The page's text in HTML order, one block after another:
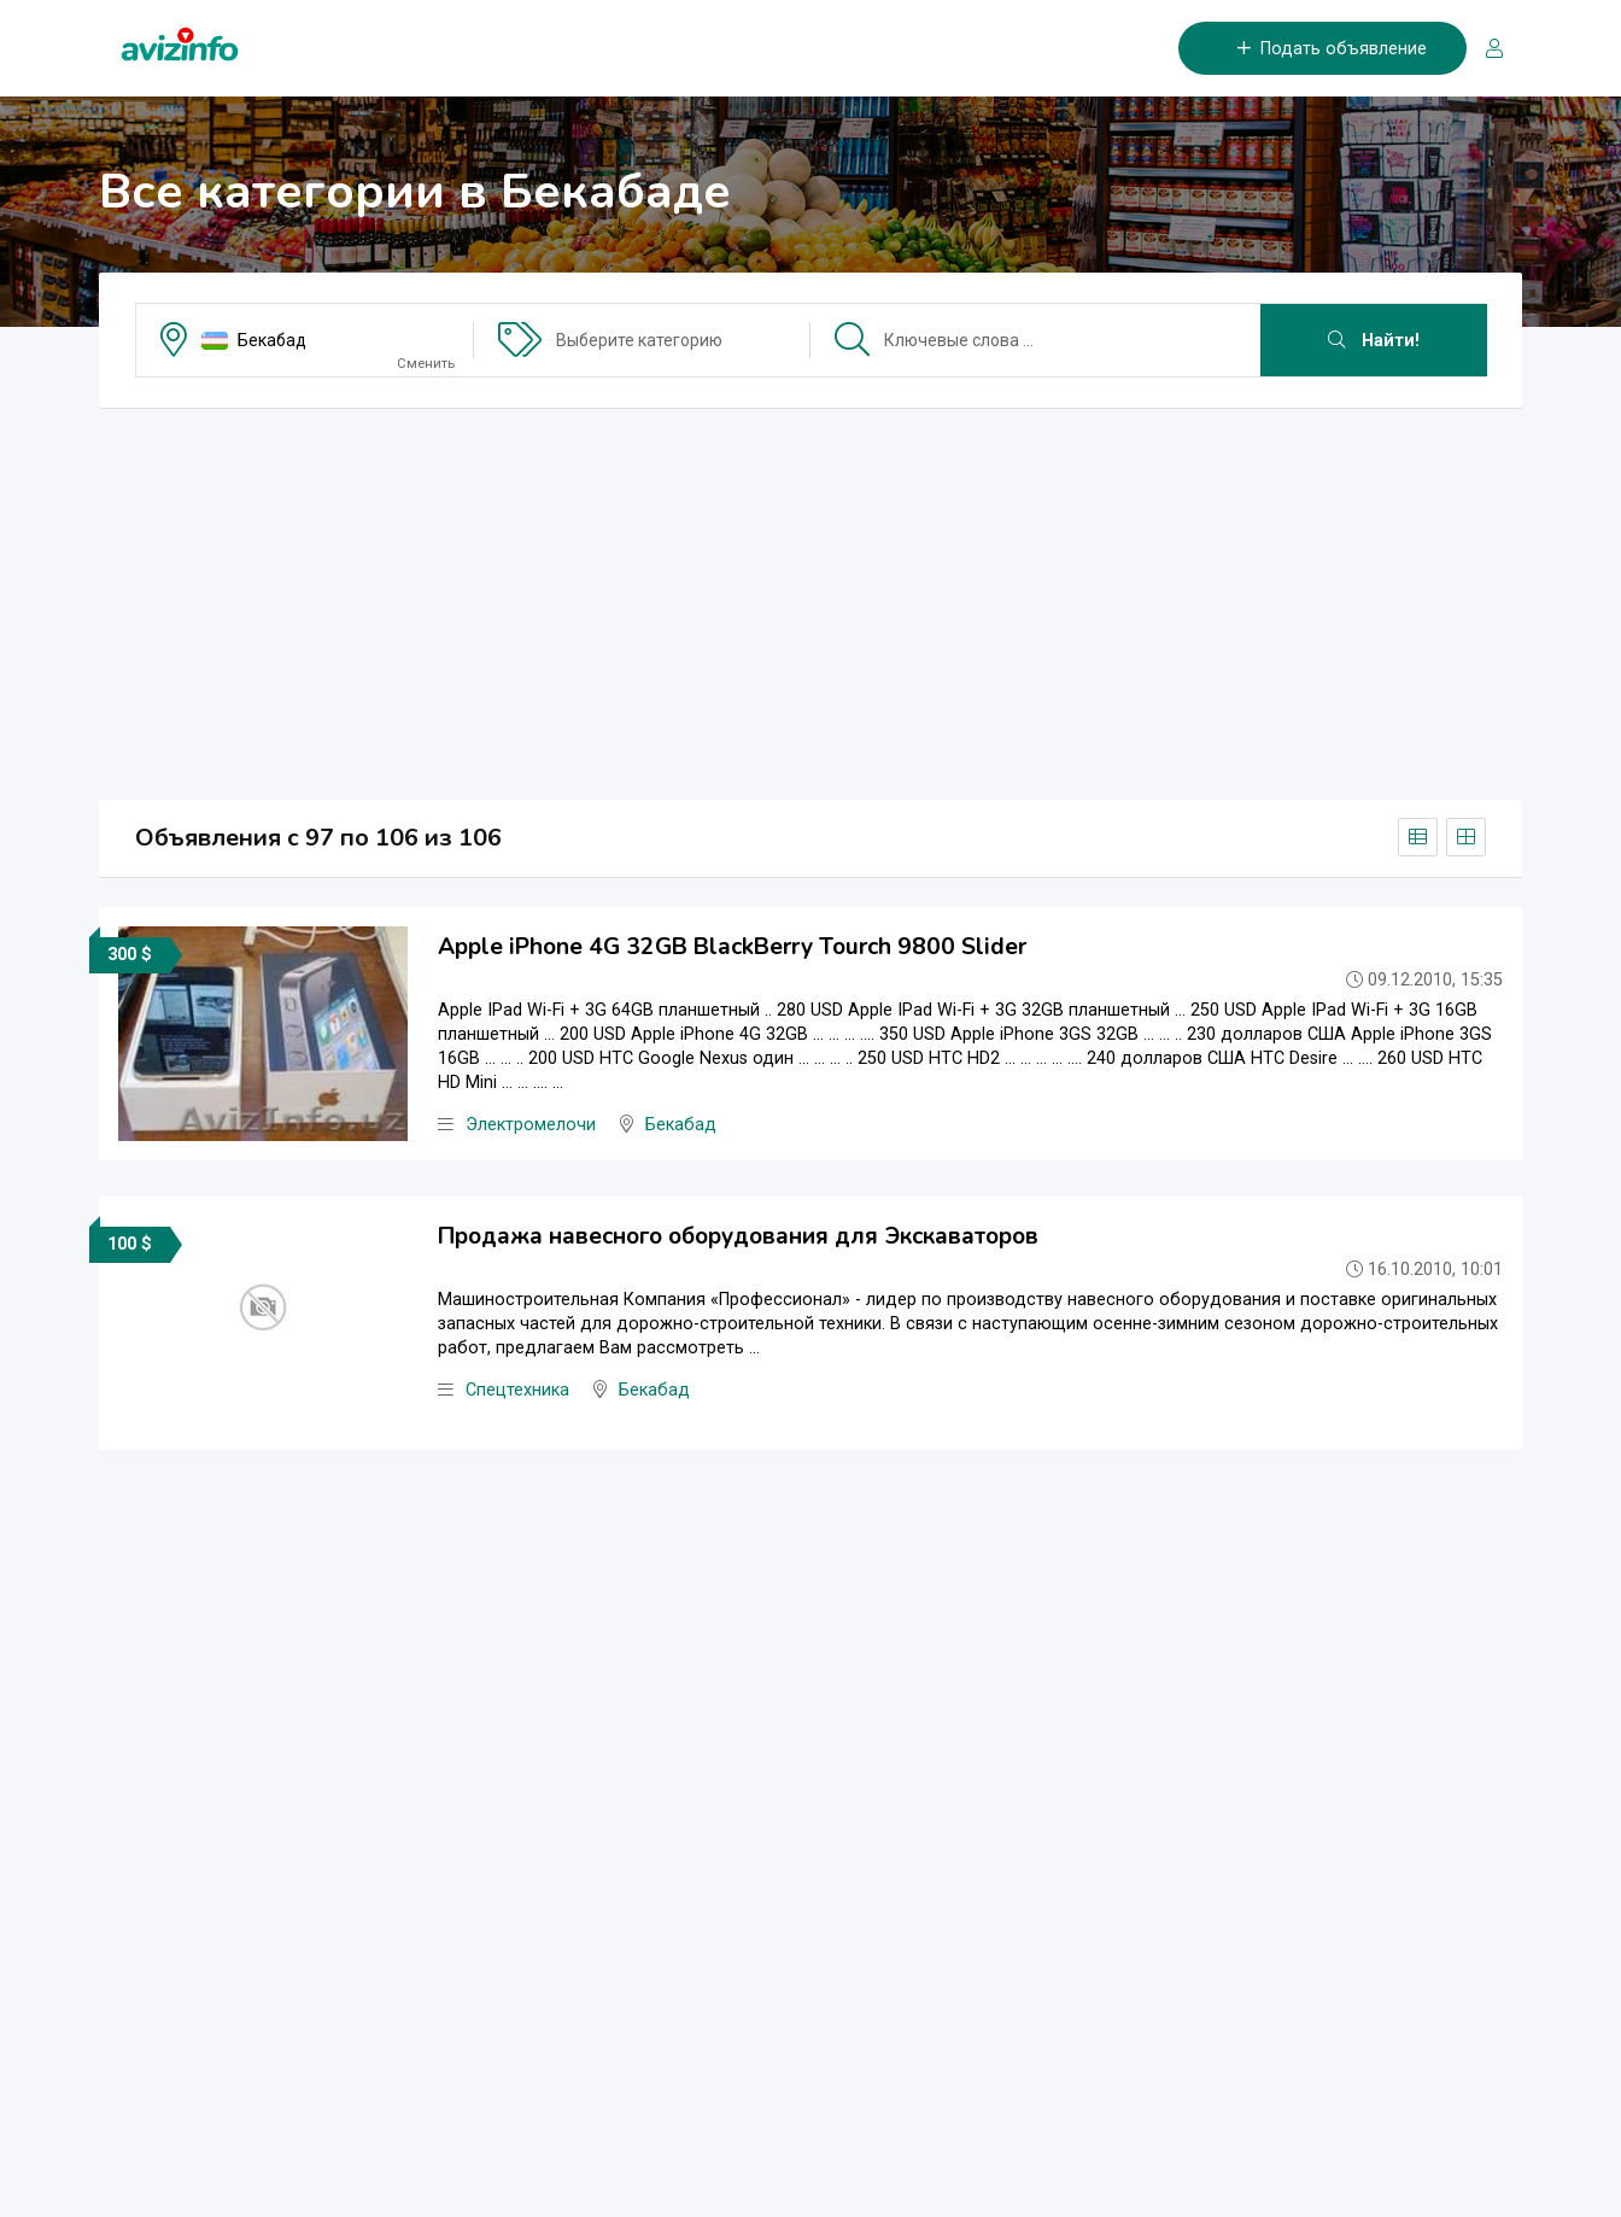
Подать объявление
Все категории в Бекабаде
Бекабад
Сменить
Выберите категорию Найти!
Объявления c 97 по 106 из 106
300 $ Apple iPhone 4G 32GB BlackBerry Tourch 9800 Slider
09.12.2010, 15:35
Apple IPad Wi-Fi + 3G 64GB планшетный .. 280 USD Apple IPad Wi-Fi + 3G 32GB планшетный ... 250 USD Apple IPad Wi-Fi + 3G 16GB
планшетный ... 200 USD Apple iPhone 4G 32GB ... ... ... .... 350 USD Apple iPhone 3GS 32GB ... ... .. 230 долларов США Apple iPhone 3GS
16GB ... ... .. 200 USD HTC Google Nexus один ... ... ... .. 250 USD HTC HD2 ... ... ... ... .... 240 долларов США HTC Desire ... .... 260 USD HTC
HD Mini ... ... .... ...
Электромелочи Бекабад
100 $ Продажа навесного оборудования для Экскаваторов
16.10.2010, 10:01
Машиностроительная Компания «Профессионал» - лидер по производству навесного оборудования и поставке оригинальных
запасных частей для дорожно-строительной техники. В связи с наступающим осенне-зимним сезоном дорожно-строительных
работ, предлагаем Вам рассмотреть ...
Спецтехника Бекабад